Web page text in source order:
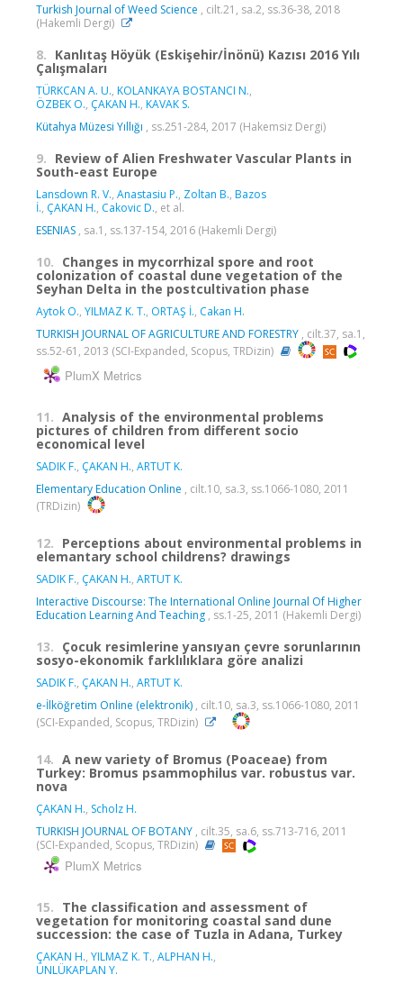
Turkish Journal of Weed Science , cilt.21, sa.2, ss.36-38, 2018
(Hakemli Dergi)
8. Kanlıtaş Höyük (Eskişehir/İnönü) Kazısı 2016 Yılı
Çalışmaları
TÜRKCAN A. U., KOLANKAYA BOSTANCI N.,
ÖZBEK O., ÇAKAN H., KAVAK S.
Kütahya Müzesi Yıllığı , ss.251-284, 2017 (Hakemsiz Dergi)
9. Review of Alien Freshwater Vascular Plants in
South-east Europe
Lansdown R. V., Anastasiu P., Zoltan B., Bazos
İ., ÇAKAN H., Cakovic D., et al.
ESENIAS , sa.1, ss.137-154, 2016 (Hakemli Dergi)
10. Changes in mycorrhizal spore and root
colonization of coastal dune vegetation of the
Seyhan Delta in the postcultivation phase
Aytok O., YILMAZ K. T., ORTAŞ İ., Cakan H.
TURKISH JOURNAL OF AGRICULTURE AND FORESTRY , cilt.37, sa.1,
ss.52-61, 2013 (SCI-Expanded, Scopus, TRDizin)
PlumX Metrics
11. Analysis of the environmental problems
pictures of children from different socio
economical level
SADIK F., ÇAKAN H., ARTUT K.
Elementary Education Online , cilt.10, sa.3, ss.1066-1080, 2011
(TRDizin)
12. Perceptions about environmental problems in
elemantary school childrens? drawings
SADIK F., ÇAKAN H., ARTUT K.
Interactive Discourse: The International Online Journal Of Higher
Education Learning And Teaching , ss.1-25, 2011 (Hakemli Dergi)
13. Çocuk resimlerine yansıyan çevre sorunlarının
sosyo-ekonomik farklılıklara göre analizi
SADIK F., ÇAKAN H., ARTUT K.
e-İlköğretim Online (elektronik) , cilt.10, sa.3, ss.1066-1080, 2011
(SCI-Expanded, Scopus, TRDizin)
14. A new variety of Bromus (Poaceae) from
Turkey: Bromus psammophilus var. robustus var.
nova
ÇAKAN H., Scholz H.
TURKISH JOURNAL OF BOTANY , cilt.35, sa.6, ss.713-716, 2011
(SCI-Expanded, Scopus, TRDizin)
PlumX Metrics
15. The classification and assessment of
vegetation for monitoring coastal sand dune
succession: the case of Tuzla in Adana, Turkey
ÇAKAN H., YILMAZ K. T., ALPHAN H.,
ÜNLÜKAPLAN Y.